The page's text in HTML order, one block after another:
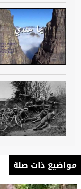
مواضيع ذات صلة